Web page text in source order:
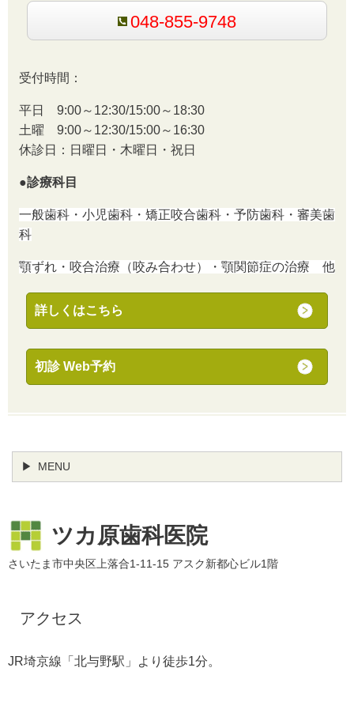
048-855-9748
受付時間：
平日 9:00～12:30/15:00～18:30
土曜 9:00～12:30/15:00～16:30
休診日：日曜日・木曜日・祝日
●診療科目
一般歯科・小児歯科・矯正咬合歯科・予防歯科・審美歯
科
顎ずれ・咬合治療（咬み合わせ）・顎関節症の治療 他
詳しくはこちら
初診 Web予約
MENU
ツカ原歯科医院
さいたま市中央区上落合1-11-15 アスク新都心ビル1階
アクセス
JR埼京線「北与野駅」より徒歩1分。